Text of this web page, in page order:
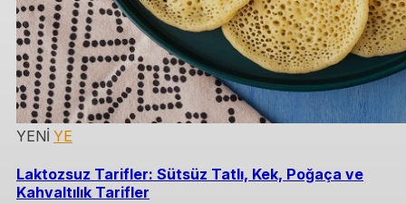
YENİ YE
Laktozsuz Tarifler: Sütsüz Tatlı, Kek, Poğaça ve
Kahvaltılık Tarifler